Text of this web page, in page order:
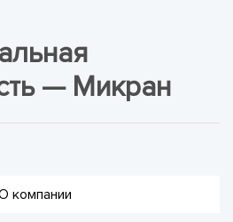
— Микран
компании